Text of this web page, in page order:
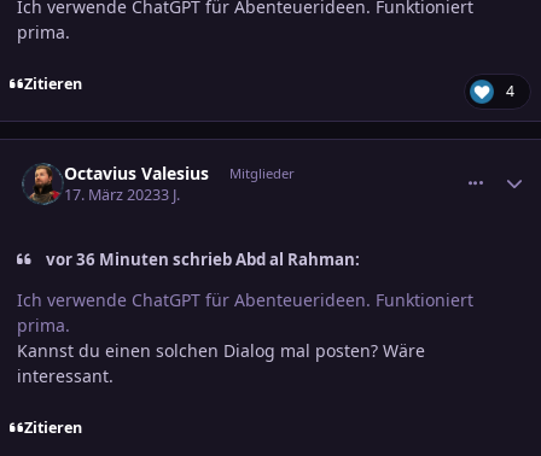
Ich verwende ChatGPT für Abenteuerideen. Funktioniert
prima.
Zitieren 4
Octavius Valesius Mitglieder
17. März 20233 J.
vor 36 Minuten schrieb Abd al Rahman:
Ich verwende ChatGPT für Abenteuerideen. Funktioniert
prima.
Kannst du einen solchen Dialog mal posten? Wäre
interessant.
Zitieren